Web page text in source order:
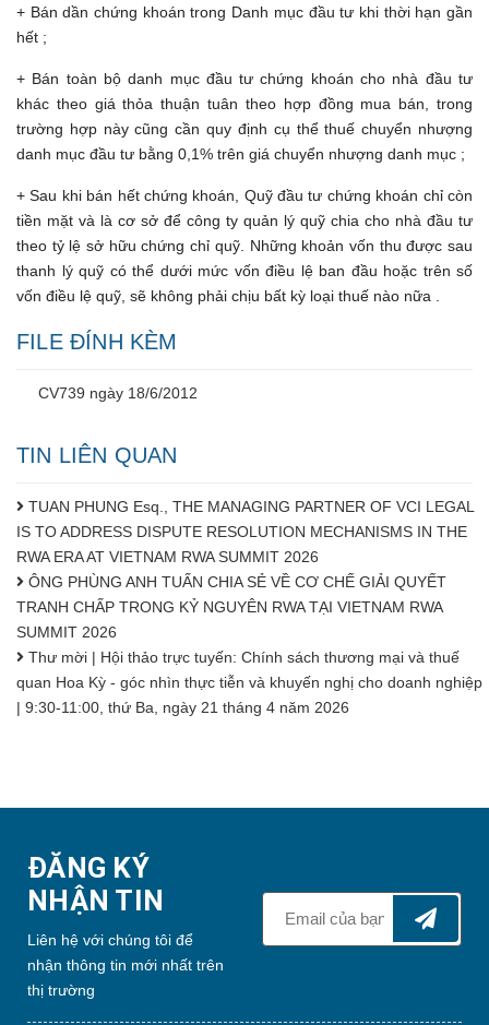
+ Bán dần chứng khoán trong Danh mục đầu tư khi thời hạn gần
hết ;
+ Bán toàn bộ danh mục đầu tư chứng khoán cho nhà đầu tư
khác theo giá thỏa thuận tuân theo hợp đồng mua bán, trong
trường hợp này cũng cần quy định cụ thể thuế chuyển nhượng
danh mục đầu tư bằng 0,1% trên giá chuyển nhượng danh mục ;
+ Sau khi bán hết chứng khoán, Quỹ đầu tư chứng khoán chỉ còn
tiền mặt và là cơ sở để công ty quản lý quỹ chia cho nhà đầu tư
theo tỷ lệ sở hữu chứng chỉ quỹ. Những khoản vốn thu được sau
thanh lý quỹ có thể dưới mức vốn điều lệ ban đầu hoặc trên số
vốn điều lệ quỹ, sẽ không phải chịu bất kỳ loại thuế nào nữa .
FILE ĐÍNH KÈM
CV739 ngày 18/6/2012
TIN LIÊN QUAN
TUAN PHUNG Esq., THE MANAGING PARTNER OF VCI LEGAL
IS TO ADDRESS DISPUTE RESOLUTION MECHANISMS IN THE
RWA ERA AT VIETNAM RWA SUMMIT 2026
ÔNG PHÙNG ANH TUẤN CHIA SẺ VỀ CƠ CHẾ GIẢI QUYẾT
TRANH CHẤP TRONG KỶ NGUYÊN RWA TẠI VIETNAM RWA
SUMMIT 2026
Thư mời | Hội thảo trực tuyến: Chính sách thương mại và thuế
quan Hoa Kỳ - góc nhìn thực tiễn và khuyến nghị cho doanh nghiệp
| 9:30-11:00, thứ Ba, ngày 21 tháng 4 năm 2026
ĐĂNG KÝ
NHẬN TIN
Liên hệ với chúng tôi để
nhận thông tin mới nhất trên
thị trường